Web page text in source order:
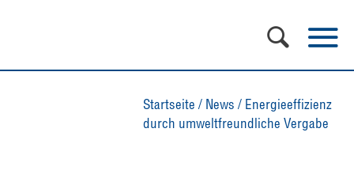
Startseite / News / Energieeffizienz
durch umweltfreundliche Vergabe